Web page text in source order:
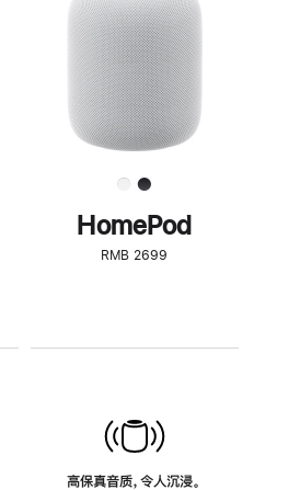
了
解
HomePod<
HomePod
RMB 2699
高保真音质，令人沉浸。